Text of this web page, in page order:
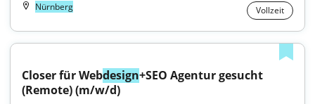
Nürnberg Vollzeit
Closer für Webdesign+SEO Agentur gesucht
(Remote) (m/w/d)